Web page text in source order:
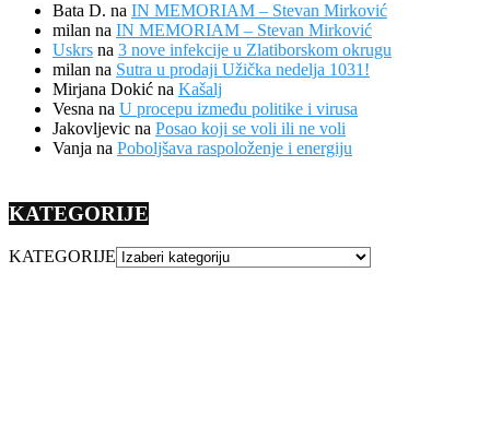
Bata D. na IN MEMORIAM – Stevan Mirković
milan na IN MEMORIAM – Stevan Mirković
Uskrs na 3 nove infekcije u Zlatiborskom okrugu
milan na Sutra u prodaji Užička nedelja 1031!
Mirjana Dokić na Kašalj
Vesna na U procepu između politike i virusa
Jakovljevic na Posao koji se voli ili ne voli
Vanja na Poboljšava raspoloženje i energiju
KATEGORIJE
KATEGORIJE